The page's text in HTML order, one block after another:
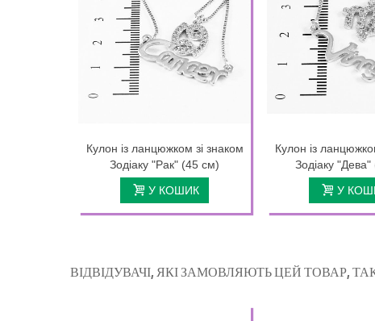
Кулон із ланцюжком зі знаком
Зодіаку "Рак" (45 см)
У КОШИК
Кулон із
Зодіаку
У
ВІДВІДУВАЧІ, ЯКІ ЗАМОВЛЯЮТЬ ЦЕЙ ТОВАР,